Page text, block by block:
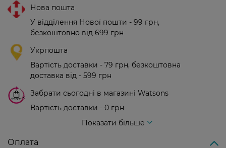
Нова пошта
У відділення Нової пошти - 99 грн,
безкоштовно від 699 грн
Укрпошта
Вартість доставки - 79 грн, безкоштовна
доставка від - 599 грн
Забрати сьогодні в магазині Watsons
Вартість доставки - 0 грн
Показати більше
Оплата